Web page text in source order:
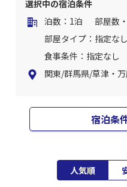
選択中の宿泊条件
泊数：1泊
部屋数
部屋タイプ：指定なし
食事条件：指定なし
関東/群馬県/草津・
宿泊条
人気順